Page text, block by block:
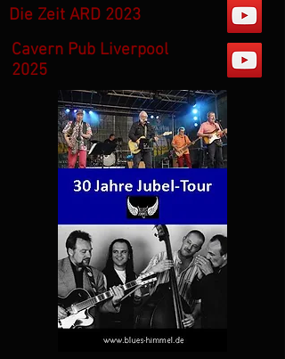
Die Zeit ARD 2023
Cavern Pub Liverpool
2025